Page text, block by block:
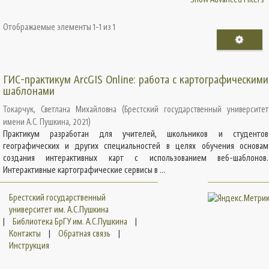
Отображаемые элементы 1-1 из 1
ГИС-практикум ArcGIS Online: работа с картографическими
шаблонами
Токарчук, Светлана Михайловна (Брестский государственный университет
имени А.С. Пушкина, 2021)
Практикум разработан для учителей, школьников и студентов
географических и других специальностей в целях обучения основам
создания интерактивных карт с использованием веб-шаблонов.
Интерактивные картографические сервисы в ...
Брестский государственный
университет им. А.С.Пушкина
|
Библиотека БрГУ им. А.С.Пушкина
|
Контакты
| Обратная связь
|
Инструкция